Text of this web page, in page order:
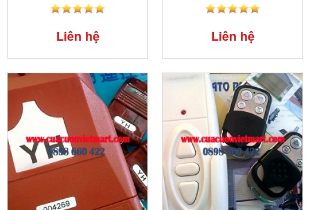
Liên hệ Liên hệ